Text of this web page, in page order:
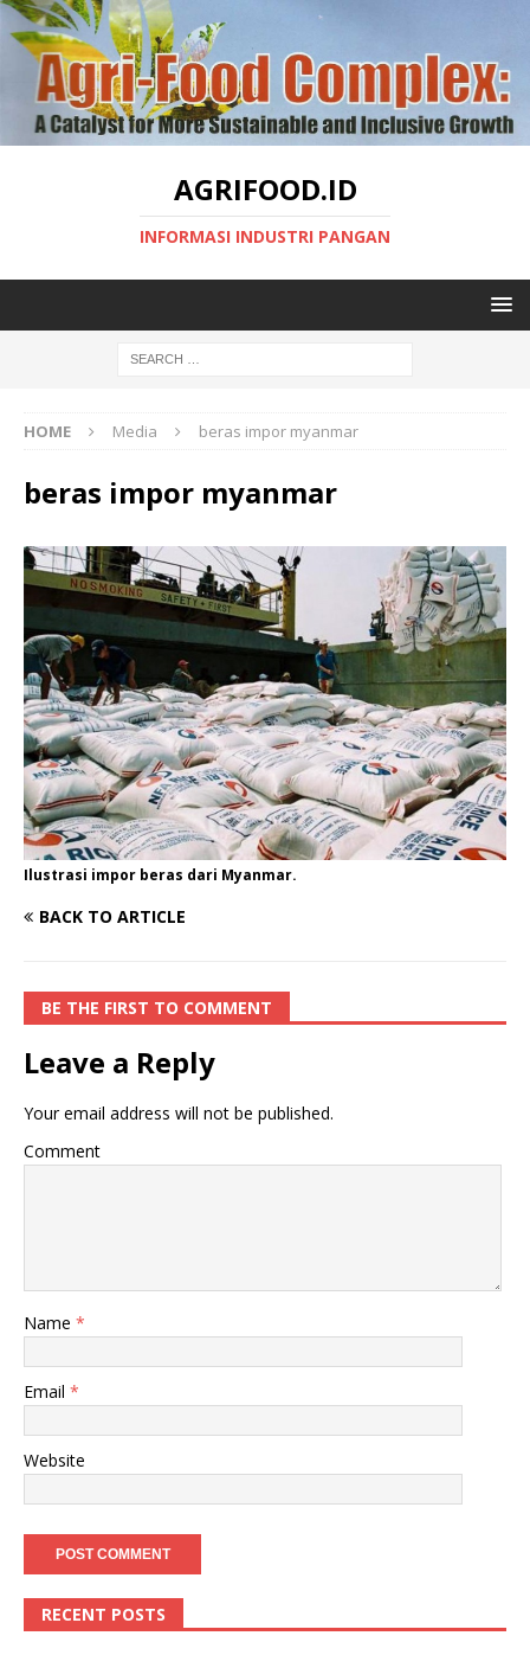
AGRIFOOD.ID
INFORMASI INDUSTRI PANGAN
HOME Media beras impor myanmar
beras impor myanmar
Ilustrasi impor beras dari Myanmar.
BACK TO ARTICLE
BE THE FIRST TO COMMENT
Leave a Reply
Your email address will not be published.
Comment
Name *
Email *
Website
RECENT POSTS